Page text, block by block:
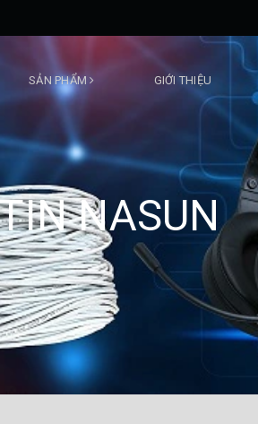
SẢN PHẨM GIỚI THIỆU
NASUN